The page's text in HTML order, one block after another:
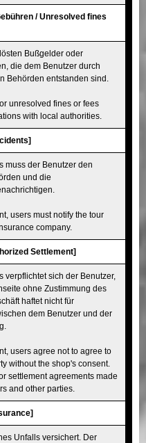
/ Unresolved fines
Bußgelder oder
die dem Benutzer durch
Behörden entstanden sind.
unresolved fines or fees
with local authorities.
muss der Benutzer den
und die
users must notify the tour
company.
Settlement]
verpflichtet sich der Benutzer,
ohne Zustimmung des
haftet nicht für
dem Benutzer und der
users agree not to agree to
without the shop's consent.
settlement agreements made
and other parties.
Unfalls versichert. Der